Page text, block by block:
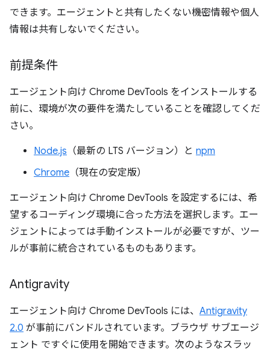
できます。エージェントと共有したくない機密情報や個人
情報は共有しないでください。
前提条件
エージェント向け Chrome DevTools をインストールする
前に、環境が次の要件を満たしていることを確認してくだ
さい。
Node.js （最新の LTS バージョン）と npm
Chrome （現在の安定版）
エージェント向け Chrome DevTools を設定するには、希
望するコーディング環境に合った方法を選択します。エー
ジェントによっては手動インストールが必要ですが、ツー
ルが事前に統合されているものもあります。
Antigravity
エージェント向け Chrome DevTools には、 Antigravity
2.0 が事前にバンドルされています。ブラウザ サブエージ
ェント ですぐに使用を開始できます。次のようなスラッ